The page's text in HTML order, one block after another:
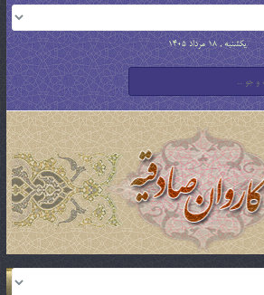
یکشنبه , 18 مرداد 1405